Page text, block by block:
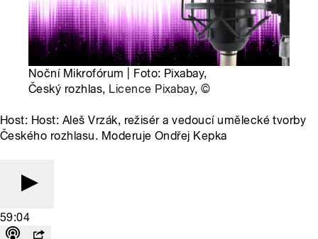
Noční Mikrofórum | Foto: Pixabay,
Český rozhlas, Licence Pixabay,©
Host: Host: Aleš Vrzák, režisér a vedoucí umělecké tvorby
Českého rozhlasu. Moderuje Ondřej Kepka
59:04